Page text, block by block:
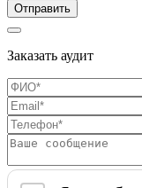
Отправить
Заказать аудит